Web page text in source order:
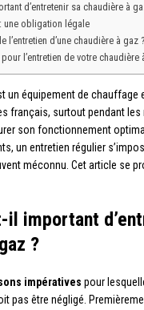
d’entretenir sa chaudière à
une obligation légale
l’entretien d’une chaudière à gaz ?
l’entretien de votre chaudière
un équipement de chauffage
français, surtout pendant
son fonctionnement
un entretien régulier
méconnu. Cet article se
il important
?
impératives pour
pas être négligé.